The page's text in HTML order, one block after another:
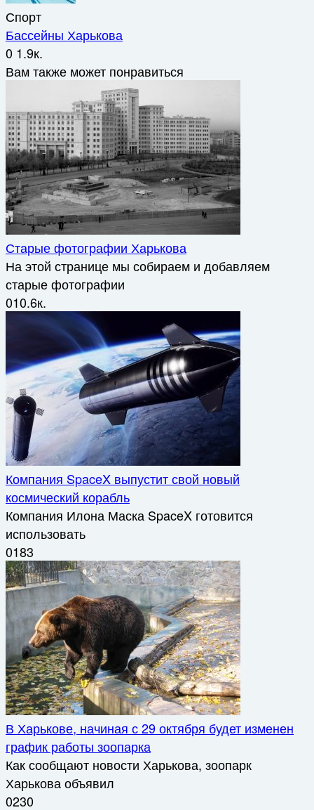
Спорт
Бассейны Харькова
0 1.9к.
Вам также может понравиться
Старые фотографии Харькова
На этой странице мы собираем и добавляем
старые фотографии
010.6к.
Компания SpaceX выпустит свой новый
космический корабль
Компания Илона Маска SpaceX готовится
использовать
0183
В Харькове, начиная с 29 октября будет изменен
график работы зоопарка
Как сообщают новости Харькова, зоопарк
Харькова объявил
0230